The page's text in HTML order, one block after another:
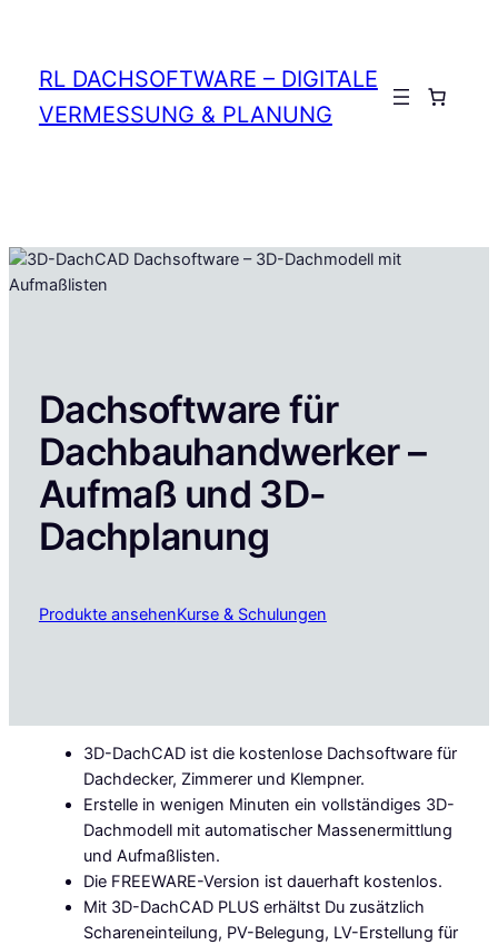
springen
RL DACHSOFTWARE – DIGITALE
VERMESSUNG & PLANUNG
Anmelden
Dachsoftware für
Dachbauhandwerker –
Aufmaß und 3D-
Dachplanung
Produkte ansehenKurse & Schulungen
3D-DachCAD ist die kostenlose Dachsoftware für
Dachdecker, Zimmerer und Klempner.
Erstelle in wenigen Minuten ein vollständiges 3D-
Dachmodell mit automatischer Massenermittlung
und Aufmaßlisten.
Die FREEWARE-Version ist dauerhaft kostenlos.
Mit 3D-DachCAD PLUS erhältst Du zusätzlich
Schareneinteilung, PV-Belegung, LV-Erstellung für